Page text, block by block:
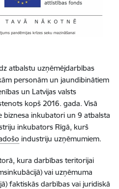
atbalstu uzņēmējdarbības
personām un jaundibinātiem
un Latvijas valsts
kopš 2016. gada. Visā
biznesa inkubatori un 9 atbalsta
inkubators Rīgā, kurš
industriju uzņēmumiem.
kura darbības teritorijai
vai uzņēmuma
faktiskās darbības vai juridiskā